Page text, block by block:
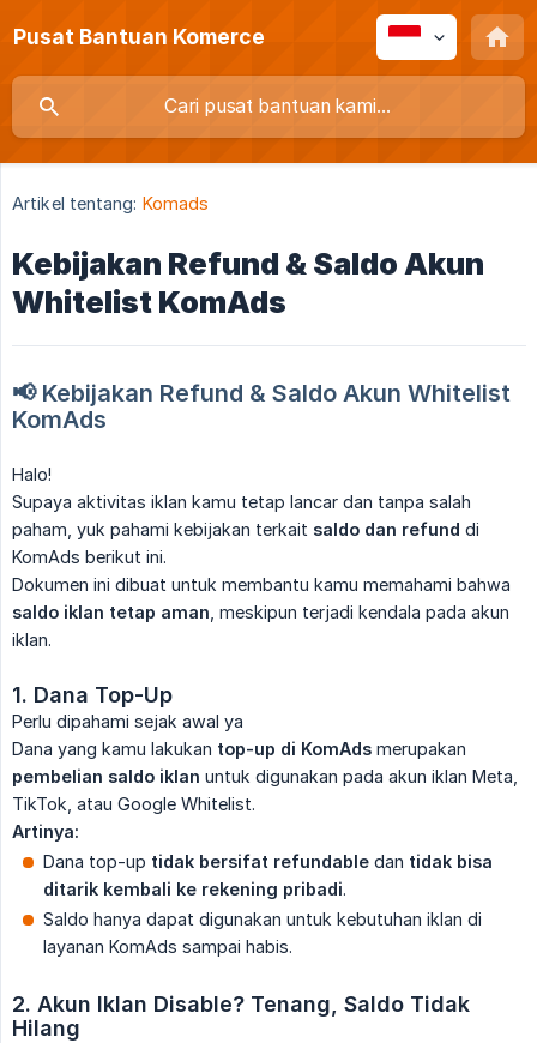
Pusat Bantuan Komerce
Artikel tentang: Komads
Kebijakan Refund & Saldo Akun
Whitelist KomAds
📢 Kebijakan Refund & Saldo Akun Whitelist
KomAds
Halo!
Supaya aktivitas iklan kamu tetap lancar dan tanpa salah
paham, yuk pahami kebijakan terkait saldo dan refund di
KomAds berikut ini.
Dokumen ini dibuat untuk membantu kamu memahami bahwa
saldo iklan tetap aman , meskipun terjadi kendala pada akun
iklan.
1. Dana Top-Up
Perlu dipahami sejak awal ya
Dana yang kamu lakukan top-up di KomAds merupakan
pembelian saldo iklan untuk digunakan pada akun iklan Meta,
TikTok, atau Google Whitelist.
Artinya:
Dana top-up tidak bersifat refundable dan tidak bisa
ditarik kembali ke rekening pribadi.
Saldo hanya dapat digunakan untuk kebutuhan iklan di
layanan KomAds sampai habis.
2. Akun Iklan Disable? Tenang, Saldo Tidak
Hilang